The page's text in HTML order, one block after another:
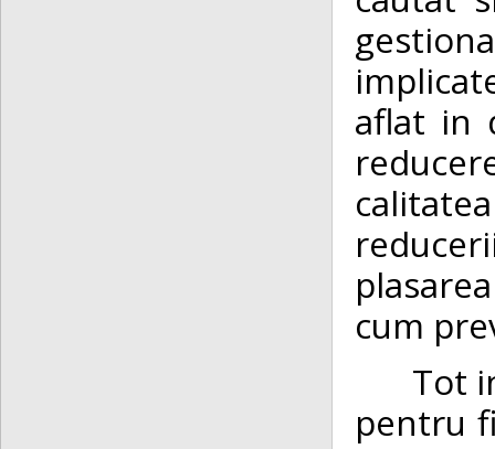
aflat in
cum
Tot
pentru